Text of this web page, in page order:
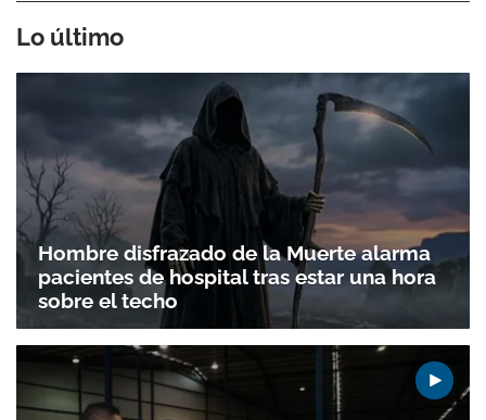
Lo último
Hombre disfrazado de la Muerte alarma
pacientes de hospital tras estar una hora
sobre el techo